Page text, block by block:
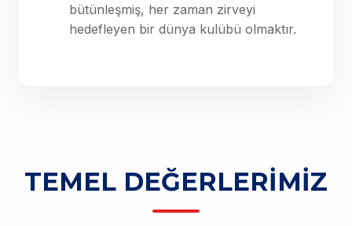
bütünleşmiş, her zaman zirveyi
hedefleyen bir dünya kulübü olmaktır.
TEMEL DEĞERLERİMİZ